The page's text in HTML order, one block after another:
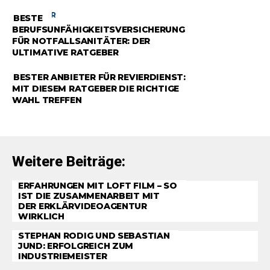
RATGEBER
BESTE
BERUFSUNFÄHIGKEITSVERSICHERUNG
FÜR NOTFALLSANITÄTER: DER
ULTIMATIVE RATGEBER
RATGEBER
BESTER ANBIETER FÜR REVIERDIENST:
MIT DIESEM RATGEBER DIE RICHTIGE
WAHL TREFFEN
Weitere Beiträge:
ERFAHRUNGEN MIT LOFT FILM – SO
IST DIE ZUSAMMENARBEIT MIT
DER ERKLÄRVIDEOAGENTUR
WIRKLICH
STEPHAN RODIG UND SEBASTIAN
JUND: ERFOLGREICH ZUM
INDUSTRIEMEISTER